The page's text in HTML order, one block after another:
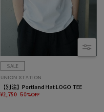
SALE
UNION STATION
【別注】Portland Hat LOGO TEE
¥2,750 50%OFF